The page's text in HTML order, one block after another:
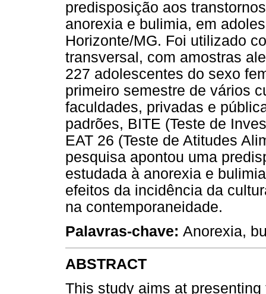
predisposição aos
anorexia e bulimia, em
Horizonte/MG. Foi utilizado
transversal, com amostras
227 adolescentes do sexo
primeiro semestre de vários
faculdades, privadas e
padrões, BITE (Teste de
EAT 26 (Teste de Atitudes
pesquisa apontou uma
estudada à anorexia e
efeitos da incidência da
na contemporaneidade.
Palavras-chave: Anorexia,
ABSTRACT
This study aims at